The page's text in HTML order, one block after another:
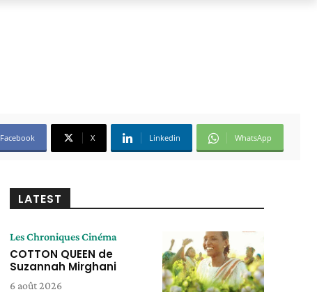
Facebook X Linkedin WhatsApp
LATEST
Les Chroniques Cinéma
COTTON QUEEN de
Suzannah Mirghani
6 août 2026